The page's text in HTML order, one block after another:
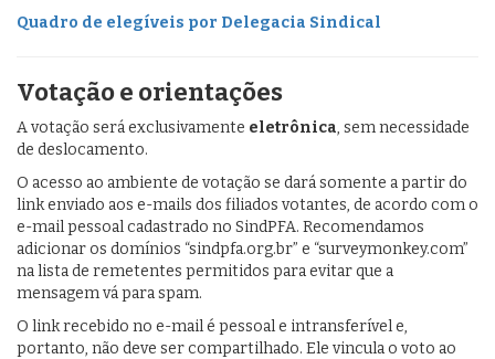
Quadro de elegíveis por Delegacia Sindical
Votação e orientações
A votação será exclusivamente eletrônica, sem necessidade
de deslocamento.
O acesso ao ambiente de votação se dará somente a partir do
link enviado aos e-mails dos filiados votantes, de acordo com o
e-mail pessoal cadastrado no SindPFA. Recomendamos
adicionar os domínios “sindpfa.org.br” e “surveymonkey.com”
na lista de remetentes permitidos para evitar que a
mensagem vá para spam.
O link recebido no e-mail é pessoal e intransferível e,
portanto, não deve ser compartilhado. Ele vincula o voto ao